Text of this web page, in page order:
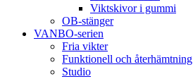
Viktskivor i gummi
OB-stänger
VANBO-serien
Fria vikter
Funktionell och återhämtning
Studio